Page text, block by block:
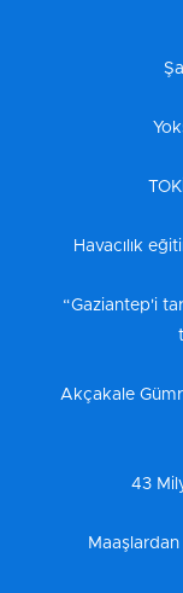
Havacılık
“Gaziantep'i
Akçakale
43